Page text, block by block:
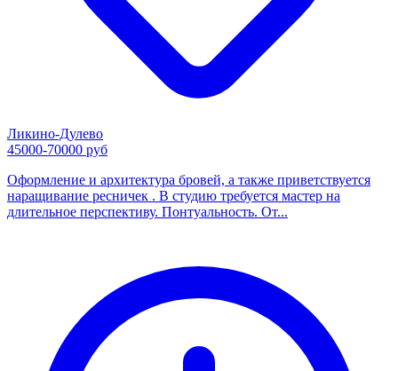
Ликино-Дулево
45000-70000 руб
Оформление и архитектура бровей, а также приветствуется
наращивание ресничек . В студию требуется мастер на
длительное перспективу. Понтуальность. От...